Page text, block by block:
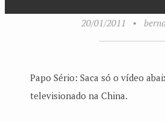
20/01/2011 •
Papo Sério: Saca só o vídeo
televisionado na China.